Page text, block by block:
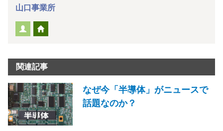
山口事業所
関連記事
なぜ今「半導体」がニュースで
話題なのか？